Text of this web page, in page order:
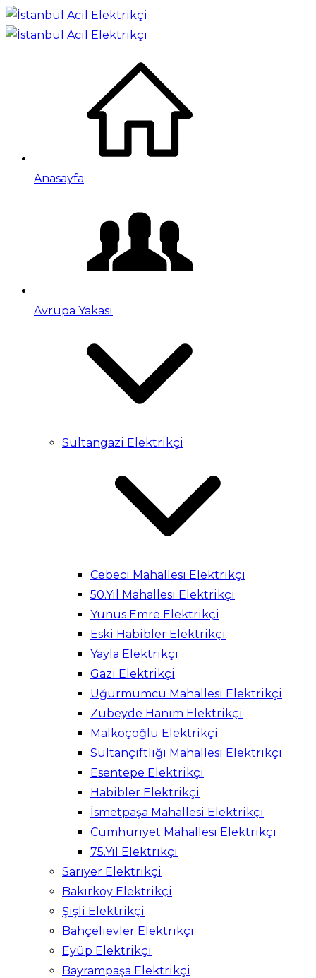
Anasayfa
Avrupa Yakası
Sultangazi Elektrikçi
Cebeci Mahallesi Elektrikçi
50.Yıl Mahallesi Elektrikçi
Yunus Emre Elektrikçi
Eski Habibler Elektrikçi
Yayla Elektrikçi
Gazi Elektrikçi
Uğurmumcu Mahallesi Elektrikçi
Zübeyde Hanım Elektrikçi
Malkoçoğlu Elektrikçi
Sultançiftliği Mahallesi Elektrikçi
Esentepe Elektrikçi
Habibler Elektrikçi
İsmetpaşa Mahallesi Elektrikçi
Cumhuriyet Mahallesi Elektrikçi
75.Yıl Elektrikçi
Sarıyer Elektrikçi
Bakırköy Elektrikçi
Şişli Elektrikçi
Bahçelievler Elektrikçi
Eyüp Elektrikçi
Bayrampaşa Elektrikçi